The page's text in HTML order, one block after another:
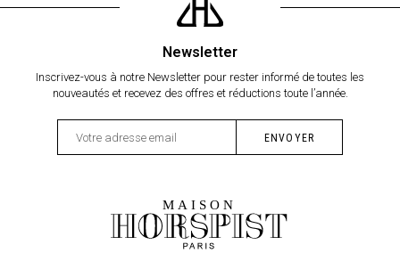
Newsletter
Inscrivez-vous à notre Newsletter pour rester informé de toutes les
nouveautés et recevez des offres et réductions toute l’année.